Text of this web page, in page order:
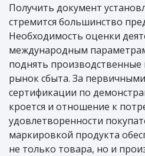
Получить документ
стремится большинство
Необходимость оценки
международным
поднять
рынок сбыта. За
сертификации по
кроется и отношение к
удовлетворенности
маркировкой продукта
не только товара, но и